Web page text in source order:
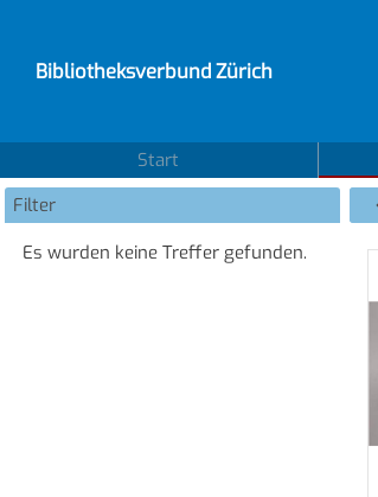
Bibliotheksverbund Zürich
Start
Filter
Es wurden keine Treffer gefunden.